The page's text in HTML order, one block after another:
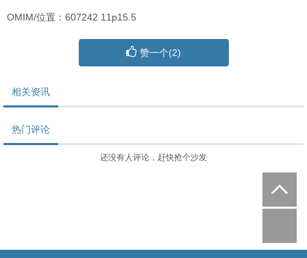
OMIM/位置：607242 11p15.5
赞一个(2)
相关资讯
热门评论
还没有人评论，赶快抢个沙发